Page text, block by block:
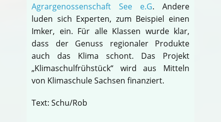
Agrargenossenschaft See e.G. Andere
luden sich Experten, zum Beispiel einen
Imker, ein. Für alle Klassen wurde klar,
dass der Genuss regionaler Produkte
auch das Klima schont. Das Projekt
„Klimaschulfrühstück“ wird aus Mitteln
von Klimaschule Sachsen finanziert.
Text: Schu/Rob